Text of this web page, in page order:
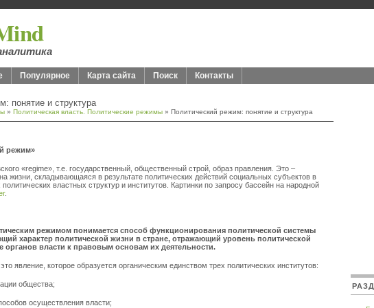
Популярное Карта сайта Поиск Контакты
понятие и структура
» Политическая власть. Политические режимы » Политический режим: понятие и структура
режим»
«regime», т.е. государственный, общественный строй, образ правления. Это –
жизни, складывающаяся в результате политических действий социальных субъектов в
властных структур и институтов. Картинки по запросу бассейн на народной
.
режимом понимается способ функционирования политической системы
характер политической жизни в стране, отражающий уровень политической
власти к правовым основам их деятельности.
явление, которое образуется органическим единством трех политических институтов:
общества;
осуществления власти;